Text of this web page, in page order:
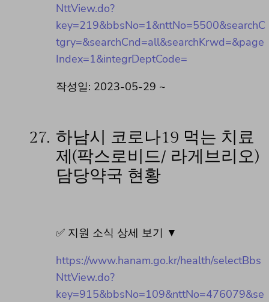
NttView.do?
key=219&bbsNo=1&nttNo=5500&searchC
tgry=&searchCnd=all&searchKrwd=&page
Index=1&integrDeptCode=
작성일: 2023-05-29 ~
27. 하남시 코로나19 먹는 치료
제(팍스로비드/ 라게브리오)
담당약국 현황
✅ 지원 소식 상세 보기 ▼
https://www.hanam.go.kr/health/selectBbs
NttView.do?
key=915&bbsNo=109&nttNo=476079&se